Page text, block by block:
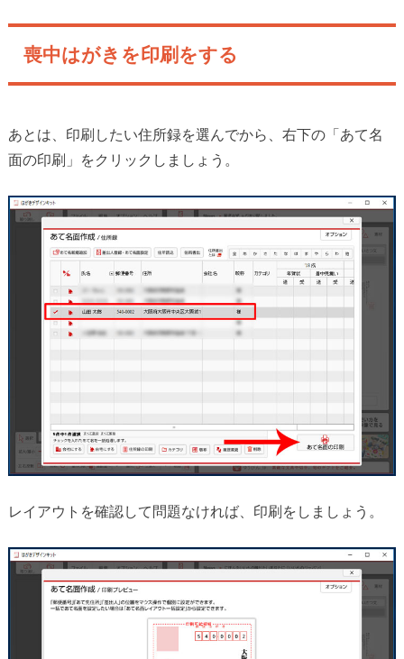
喪中はがきを印刷をする
あとは、印刷したい住所録を選んでから、右下の「あて名
面の印刷」をクリックしましょう。
レイアウトを確認して問題なければ、印刷をしましょう。